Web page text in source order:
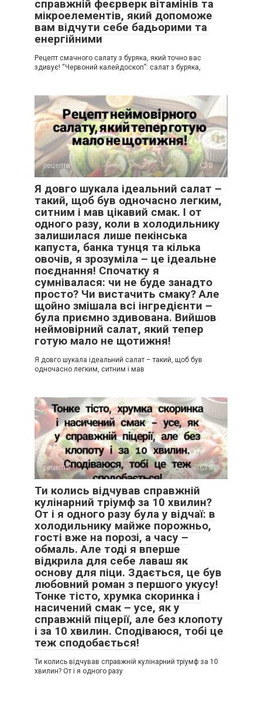
справжній феєрверк вітамінів та
мікроелементів, який допоможе
вам відчути себе бадьорими та
енергійними
Рецепт смачного салату з буряка, який точно вас
здивує! “Червоний калейдоскоп”: салат з буряка,
рецепти 0
Я довго шукала ідеальний салат –
такий, щоб був одночасно легким,
ситним і мав цікавий смак. І от
одного разу, коли в холодильнику
залишилася лише пекінська
капуста, банка тунця та кілька
овочів, я зрозуміла – це ідеальне
поєднання! Спочатку я
сумнівалася: чи не буде занадто
просто? Чи вистачить смаку? Але
щойно змішала всі інгредієнти –
була приємно здивована. Вийшов
неймовірний салат, який тепер
готую мало не щотижня!
Я довго шукала ідеальний салат – такий, щоб був
одночасно легким, ситним і мав
рецепти 0
Ти колись відчував справжній
кулінарний тріумф за 10 хвилин?
От і я одного разу була у відчаї: в
холодильнику майже порожньо,
гості вже на порозі, а часу –
обмаль. Але тоді я вперше
відкрила для себе лаваш як
основу для піци. Здається, це був
любовний роман з першого укусу!
Тонке тісто, хрумка скоринка і
насичений смак – усе, як у
справжній піцерії, але без клопоту
і за 10 хвилин. Сподіваюся, тобі це
теж сподобається!
Ти колись відчував справжній кулінарний тріумф за 10
хвилин? От і я одного разу